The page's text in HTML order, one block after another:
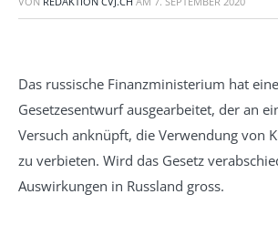
Das russische Finanzministerium hat
Gesetzesentwurf ausgearbeitet, der an
Versuch anknüpft, die Verwendung von
zu verbieten. Wird das Gesetz
Auswirkungen in Russland gross.